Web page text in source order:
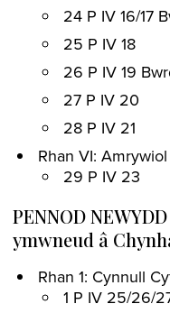
24 P IV 16/17
25 P IV 18
26 P IV 19
27 P IV 20
28 P IV 21
Rhan VI: Amrywiol
29 P IV 23
PENNOD
ymwneud â
Rhan 1: Cynnull
1 P IV 25/26/